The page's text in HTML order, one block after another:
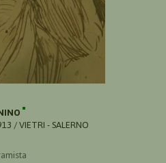
/ VIETRI - SALERNO